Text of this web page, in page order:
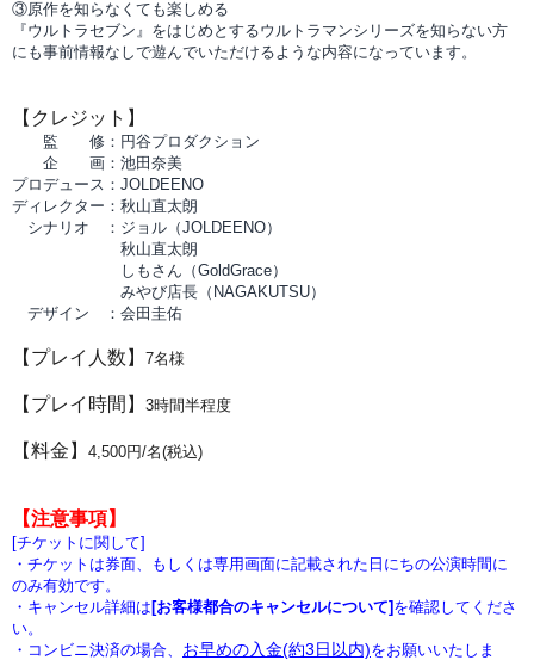
③原作を知らなくても楽しめる
『ウルトラセブン』をはじめとするウルトラマンシリーズを知らない方
にも事前情報なしで遊んでいただけるような内容になっています。
【クレジット】
監 修：円谷プロダクション
企 画：池田奈美
プロデュース：JOLDEENO
ディレクター：秋山直太朗
シナリオ ：ジョル（JOLDEENO）
秋山直太朗
しもさん（GoldGrace）
みやび店長（NAGAKUTSU）
デザイン ：会田圭佑
【プレイ人数】 7名様
【プレイ時間】 3時間半程度
【料金】 4,500円/名(税込)
【注意事項】
[チケットに関して]
・チケットは券面、もしくは専用画面に記載された日にちの公演時間に
のみ有効です。
・キャンセル詳細は [お客様都合のキャンセルについて] を確認してくださ
い。
・コンビニ決済の場合、 お早めの入金(約3日以内)をお願いいたしま